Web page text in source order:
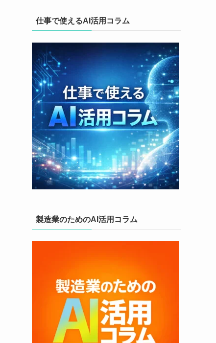
仕事で使えるAI活用コラム
製造業のためのAI活用コラム